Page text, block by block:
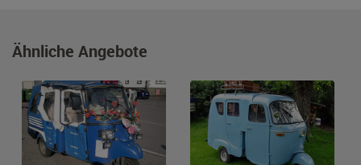
Ähnliche Angebote